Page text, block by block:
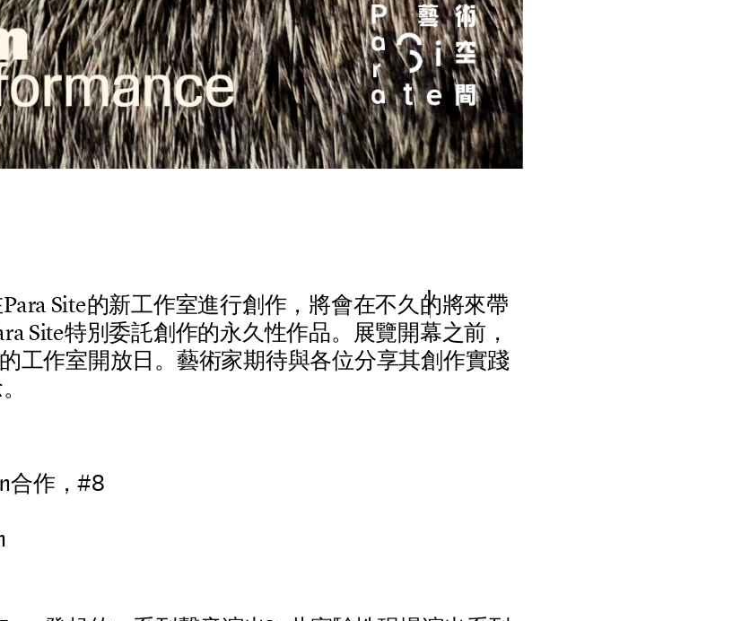
Para Site的新工作室進行創作， 將會在不久的將來帶
raSite特別委託創作的永久性作品。 展覽開幕之前 ，
的工作室開放日。 藝術家期待與各位分享其創作實踐
。
合作，#8